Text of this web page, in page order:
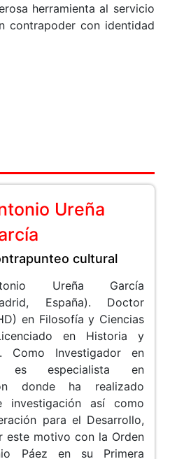
herramienta al servicio
contrapoder con identidad
Ureña
cultural
Ureña García
España). Doctor
en Filosofía y Ciencias
en Historia y
Como Investigador en
es especialista en
donde ha realizado
investigación así como
para el Desarrollo,
este motivo con la Orden
Páez en su Primera